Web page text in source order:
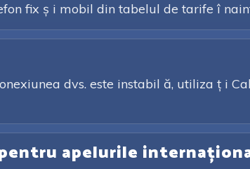
fix ș i mobil din tabelul de tarife î
dvs. este instabil ă, utiliza ț i
apelurile